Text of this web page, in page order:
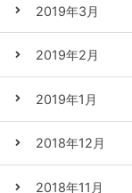
2019年3月
2019年2月
2019年1月
2018年12月
2018年11月